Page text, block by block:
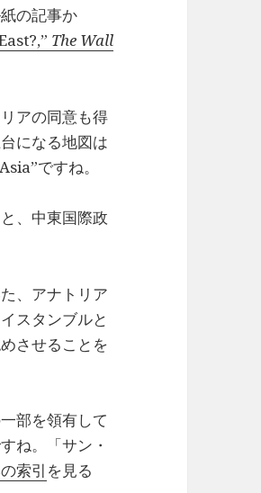
の記事か
The Wall
アの同意も得
になる地図は
ですね。
、中東国際政
、アナトリア
スタンブルと
させることを
部を領有して
ね。「サン・
索引 を見る